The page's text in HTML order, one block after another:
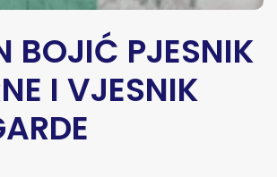
BOJIĆ PJESNIK
I VJESNIK